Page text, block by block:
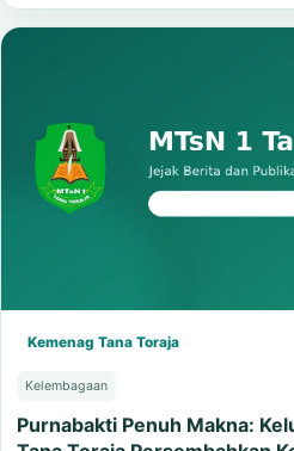
kebersamaan kepada seluruh
Kemenag Tana Toraja